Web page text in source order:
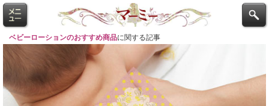
ベビーローションのおすすめ商品に関する記事